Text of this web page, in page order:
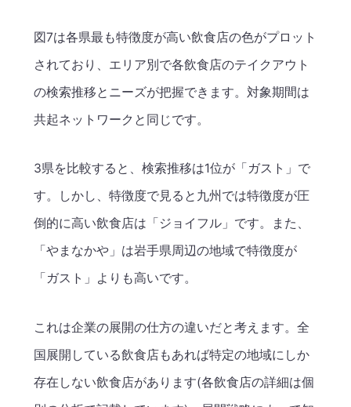
図7は各県最も特徴度が高い飲食店の色がプロット
されており、エリア別で各飲食店のテイクアウト
の検索推移とニーズが把握できます。対象期間は
共起ネットワークと同じです。
3県を比較すると、検索推移は1位が「ガスト」で
す。しかし、特徴度で見ると九州では特徴度が圧
倒的に高い飲食店は「ジョイフル」です。また、
「やまなかや」は岩手県周辺の地域で特徴度が
「ガスト」よりも高いです。
これは企業の展開の仕方の違いだと考えます。全
国展開している飲食店もあれば特定の地域にしか
存在しない飲食店があります(各飲食店の詳細は個